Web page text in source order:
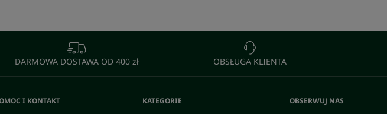
DARMOWA DOSTAWA OD 400 zł OBSŁUGA KLIENTA
I KONTAKT KATEGORIE OBSERWUJ NAS